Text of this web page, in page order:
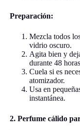
Preparación:
Mezcla todos
vidrio oscuro.
Agita bien y
durante 48
Cuela si es
atomizador.
Usa en
instantánea.
2. Perfume cálido